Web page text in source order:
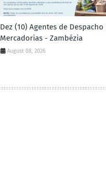
Dez (10) Agentes de Despacho
Mercadorias - Zambézia
August 08, 2026